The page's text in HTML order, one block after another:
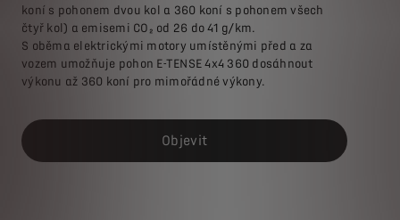
koní s pohonem dvou kol a 360 koní s pohonem všech
čtyř kol) a emisemi CO₂ od 26 do 41 g/km.
S oběma elektrickými motory umístěnými před a za
vozem umožňuje pohon E-TENSE 4x4 360 dosáhnout
výkonu až 360 koní pro mimořádné výkony.
Objevit